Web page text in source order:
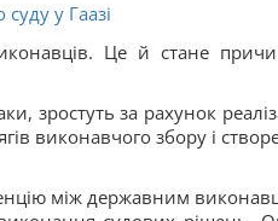
у Гаазі
Це й стане
зростуть за рахунок
виконавчого збору і
між державним